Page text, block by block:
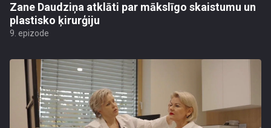
Zane Daudziņa atklāti par mākslīgo skaistumu un
plastisko ķirurģiju
9. epizode